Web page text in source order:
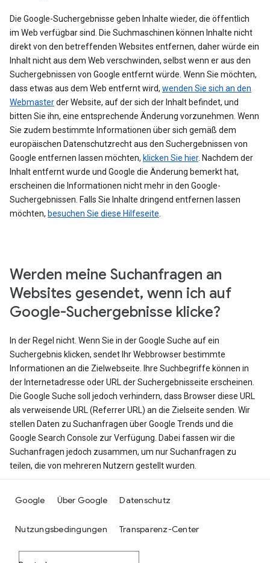
Die Google-Suchergebnisse geben Inhalte wieder, die öffentlich
im Web verfügbar sind. Die Suchmaschinen können Inhalte nicht
direkt von den betreffenden Websites entfernen, daher würde ein
Inhalt nicht aus dem Web verschwinden, selbst wenn er aus den
Suchergebnissen von Google entfernt würde. Wenn Sie möchten,
dass etwas aus dem Web entfernt wird, wenden Sie sich an den
Webmasterder Website, auf der sich der Inhalt befindet, und
bitten Sie ihn, eine entsprechende Änderung vorzunehmen. Wenn
Sie zudem bestimmte Informationen über sich gemäß dem
europäischen Datenschutzrecht aus den Suchergebnissen von
Google entfernen lassen möchten, klicken Sie hier. Nachdem der
Inhalt entfernt wurde und Google die Änderung bemerkt hat,
erscheinen die Informationen nicht mehr in den Google-
Suchergebnissen. Falls Sie Inhalte dringend entfernen lassen
möchten, besuchen Sie diese Hilfeseite
Werden meine Suchanfragen an
Websites gesendet, wenn ich auf
Google-Suchergebnisse klicke?
In der Regel nicht. Wenn Sie in der Google Suche auf ein
Suchergebnis klicken, sendet Ihr Webbrowser bestimmte
Informationen an die Zielwebseite. Ihre Suchbegriffe können in
der Internetadresse oder URL der Suchergebnisseite erscheinen.
Die Google Suche soll jedoch verhindern, dass Browser diese URL
als verweisende URL (Referrer URL) an die Zielseite senden. Wir
stellen Daten zu Suchanfragen über Google Trends und die
Google Search Console zur Verfügung. Dabei fassen wir die
Suchanfragen jedoch zusammen, um nur Suchanfragen zu
teilen, die von mehreren Nutzern gestellt wurden.
Google Über Google Datenschutz
Nutzungsbedingungen Transparenz-Center